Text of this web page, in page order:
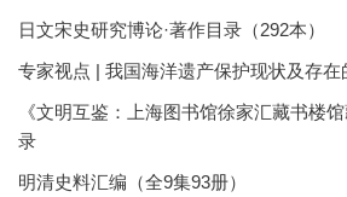
日文宋史研究博论·著作目录（292本）
专家视点 | 我国海洋遗产保护现状及存在
《文明互鉴：上海图书馆徐家汇藏书楼
录
明清史料汇编（全9集93册）